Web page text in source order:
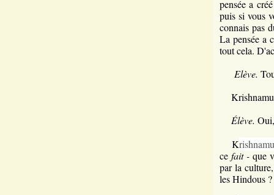
pensée a
puis si vous
connais pas
La pensée a
tout cela.
Elève.
Élève.
K
cefait - que
par la
les Hindous